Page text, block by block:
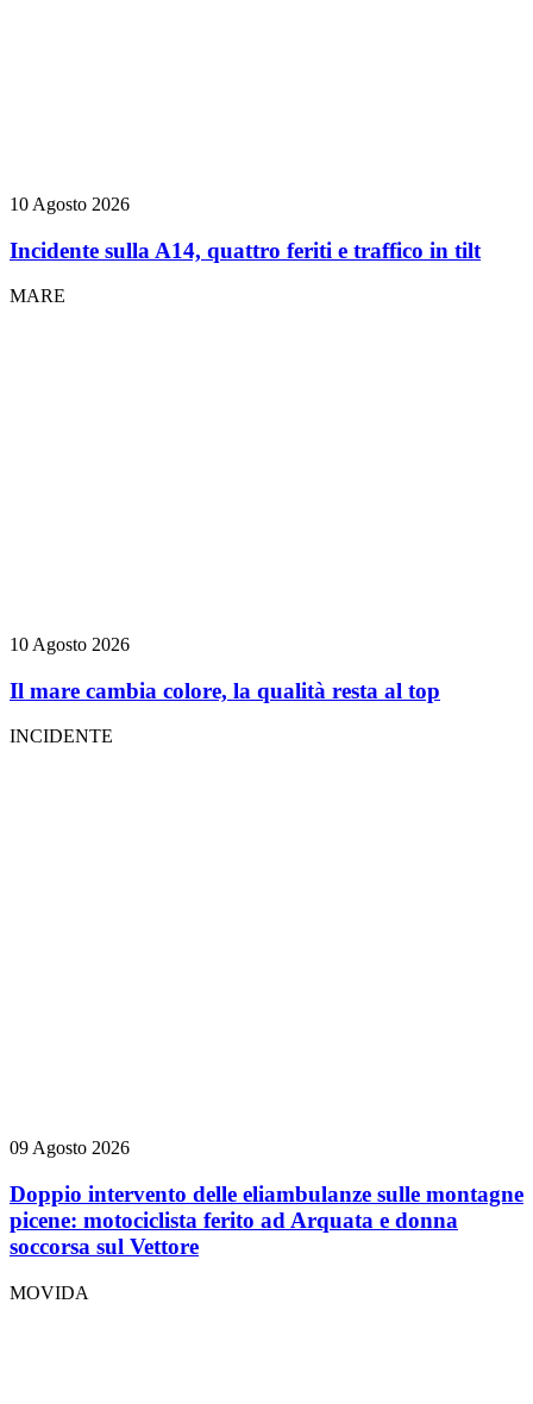
10 Agosto 2026
Incidente sulla A14, quattro feriti e traffico in tilt
MARE
10 Agosto 2026
Il mare cambia colore, la qualità resta al top
INCIDENTE
09 Agosto 2026
Doppio intervento delle eliambulanze sulle montagne
picene: motociclista ferito ad Arquata e donna
soccorsa sul Vettore
MOVIDA